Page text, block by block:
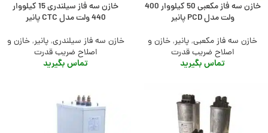
خازن سه فاز مکعبی 50 کیلووار 400
ولت مدل PCD پانیر
خازن سه فاز مکعبی,پانیر,خازن و
اصلاح ضریب قدرت
تماس بگیرید
خازن سه فاز سیلندری 15 کیلووار
440 ولت مدل CTC پانیر
خازن سه فاز سیلندری,پانیر,خازن و
اصلاح ضریب قدرت
تماس بگیرید